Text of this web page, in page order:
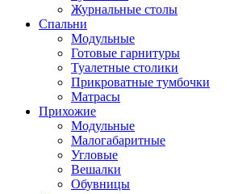
Журнальные столы
Спальни
Модульные
Готовые гарнитуры
Туалетные столики
Прикроватные тумбочки
Матрасы
Прихожие
Модульные
Малогабаритные
Угловые
Вешалки
Обувницы